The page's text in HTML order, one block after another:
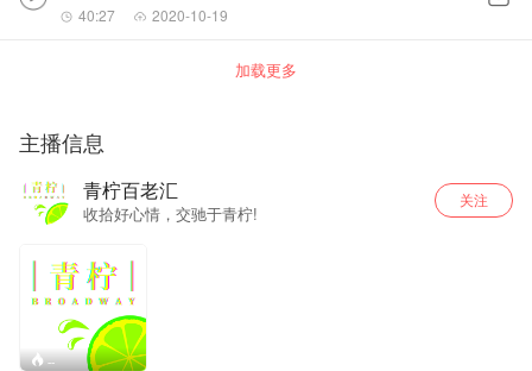
40:27 2020-10-19
加载更多
主播信息
青柠百老汇
收拾好心情，交驰于青柠!
关注
--